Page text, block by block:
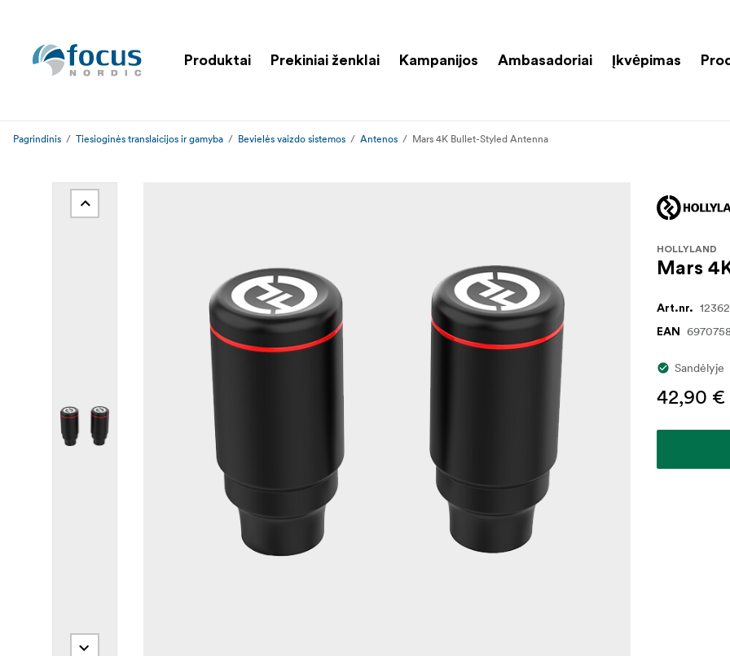
Produktai Prekiniai ženklai Kampanijos Ambasadoriai Įkvėpimas
Pagrindinis Tiesioginės translaicijos ir gamyba Bevielės vaizdo sistemos Antenos Mars 4K Bullet-Styled Antenna
HOLLYLAND
Mars
Art.nr.
EAN
Sandėlyje
42,90 €